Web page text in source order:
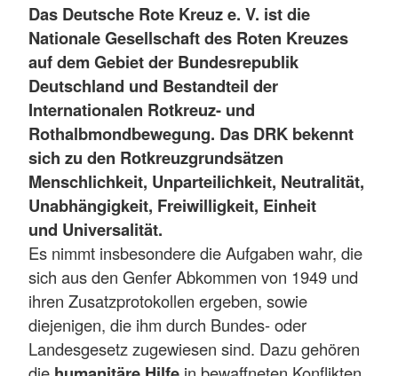
Das Deutsche Rote Kreuz e. V. ist die
Nationale Gesellschaft des Roten Kreuzes
auf dem Gebiet der Bundesrepublik
Deutschland und Bestandteil der
Internationalen Rotkreuz- und
Rothalbmondbewegung. Das DRK bekennt
sich zu den Rotkreuzgrundsätzen
Menschlichkeit, Unparteilichkeit, Neutralität,
Unabhängigkeit, Freiwilligkeit, Einheit
und Universalität.
Es nimmt insbesondere die Aufgaben wahr, die
sich aus den Genfer Abkommen von 1949 und
ihren Zusatzprotokollen ergeben, sowie
diejenigen, die ihm durch Bundes- oder
Landesgesetz zugewiesen sind. Dazu gehören